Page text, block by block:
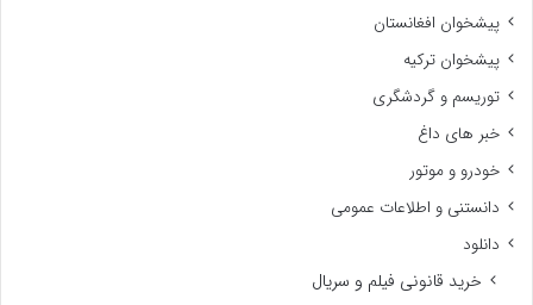
پیشخوان افغانستان
پیشخوان ترکیه
توریسم و گردشگری
خبر های داغ
خودرو و موتور
دانستنی و اطلاعات عمومی
دانلود
خرید قانونی فیلم و سریال